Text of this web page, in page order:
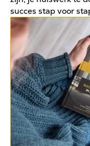
succes stap voor